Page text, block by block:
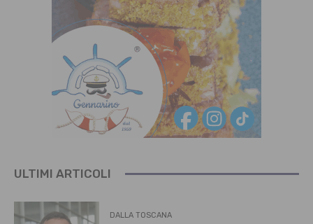
ULTIMI ARTICOLI
DALLA TOSCANA